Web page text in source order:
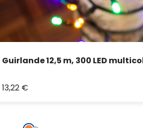
Guirlande 12,5 m, 300 LED
13,22 €